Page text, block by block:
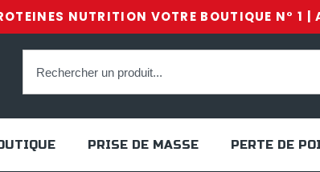
NUTRITION VOTRE BOUTIQUE N° 1
PRISE DE MASSE PERTE DE